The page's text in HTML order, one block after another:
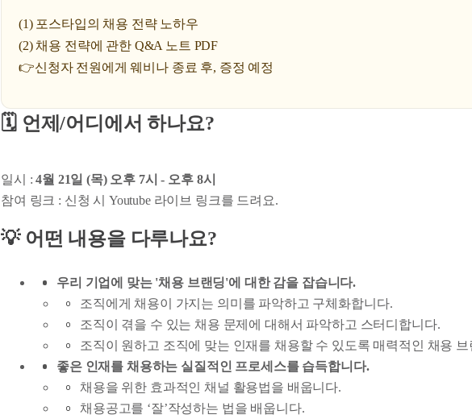
(1) 포스타입의 채용 전략 노하우
(2) 채용 전략에 관한 Q&A 노트 PDF
👉신청자 전원에게 웨비나 종료 후, 증정 예정
🗓️ 언제/어디에서 하나요?
일시 :4월 21일 (목) 오후 7시 - 오후 8시
참여 링크 : 신청 시 Youtube 라이브 링크를 드려요.
💡 어떤 내용을 다루나요?
우리 기업에 맞는 '채용 브랜딩'에 대한 감을 잡습니다.
조직에게 채용이 가지는 의미를 파악하고 구체화합니다.
조직이 겪을 수 있는 채용 문제에 대해서 파악하고 스터디합니다.
조직이 원하고 조직에 맞는 인재를 채용할 수 있도록 매력적인 채용
좋은 인재를 채용하는 실질적인 프로세스를 습득합니다.
채용을 위한 효과적인 채널 활용법을 배웁니다.
채용공고를 ‘잘’작성하는 법을 배웁니다.